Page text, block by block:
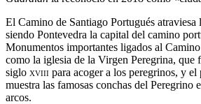
El Camino de Santiago Portugués atraviesa
siendo Pontevedra la capital del camino
Monumentos importantes ligados al
como la iglesia de la Virgen Peregrina, que
siglo xviii para acoger a los peregrinos, y
muestra las famosas conchas del Peregrino
arcos.